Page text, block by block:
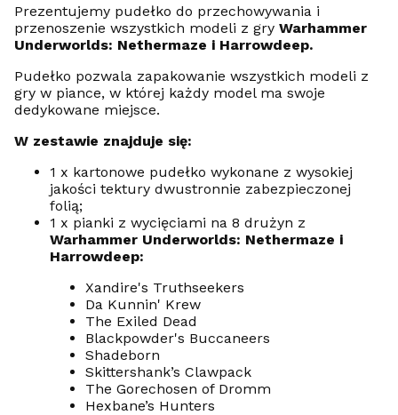
Prezentujemy pudełko do przechowywania i
przenoszenie wszystkich modeli z gry Warhammer
Underworlds: Nethermaze i Harrowdeep.
Pudełko pozwala zapakowanie wszystkich modeli z
gry w piance, w której każdy model ma swoje
dedykowane miejsce.
W zestawie znajduje się:
1 x kartonowe pudełko wykonane z wysokiej
jakości tektury dwustronnie zabezpieczonej
folią;
1 x pianki z wycięciami na 8 drużyn z
Warhammer Underworlds: Nethermaze i
Harrowdeep:
Xandire's Truthseekers
Da Kunnin' Krew
The Exiled Dead
Blackpowder's Buccaneers
Shadeborn
Skittershank’s Clawpack
The Gorechosen of Dromm
Hexbane’s Hunters